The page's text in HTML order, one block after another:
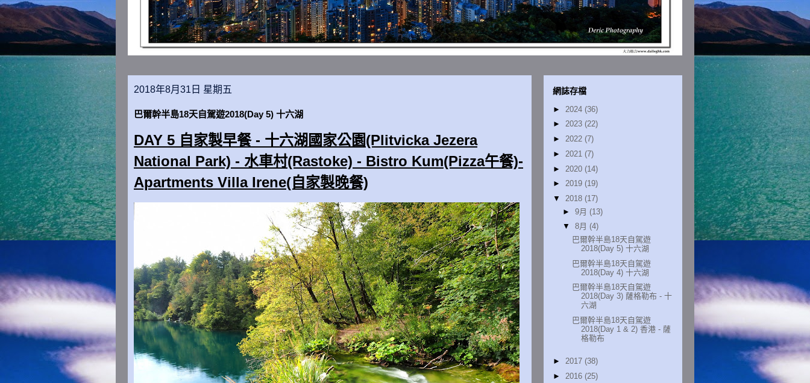
2018年8月31日 星期五
巴爾幹半島18天自駕遊2018(Day 5) 十六湖
DAY 5 自家製早餐 - 十六湖國家公園(Plitvicka Jezera
National Park) - 水車村(Rastoke) - Bistro Kum(Pizza午餐)-
Apartments Villa Irene(自家製晚餐)
網誌存檔
► 2024 (36)
► 2023 (22)
► 2022 (7)
► 2021 (7)
► 2020 (14)
► 2019 (19)
▼ 2018 (17)
► 9月 (13)
▼ 8月 (4)
巴爾幹半島18天自駕遊
2018(Day 5) 十六湖
巴爾幹半島18天自駕遊
2018(Day 4) 十六湖
巴爾幹半島18天自駕遊
2018(Day 3) 薩格勒布 - 十
六湖
巴爾幹半島18天自駕遊
2018(Day 1 & 2) 香港 - 薩
格勒布
► 2017 (38)
► 2016 (25)